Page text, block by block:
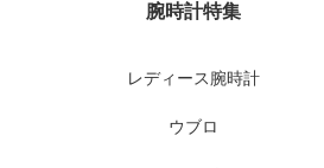
腕時計特集
レディース腕時計
ウブロ